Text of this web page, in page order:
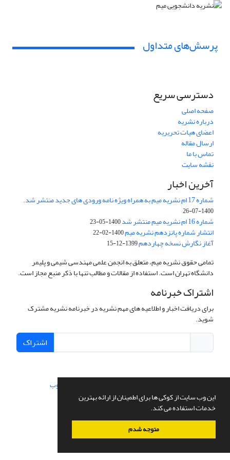
این وب سایت از کوکی ها برای اطمینان از ارائه بهترین
خدمات استفاده می کند.
متوجه شدم
پرسش‌های متداول
دسترسی سریع
صفحه اصلی
درباره نشریه
اعضای هیات تحریریه
ارسال مقاله
تماس با ما
نقشه سایت
آخرین اخبار
شماره 17 ام نشریه میم به همراه ویژه نامه ورودی های جدید منتشر شد.
1400-07-26
شماره 16 ام نشریه میم منتشر شد 1400-05-23
انتشار شماره پانزدهم نشریه میم1400-02-22
آغاز نگارش نسخه چهاردهم1399-12-15
تمامی حقوق نشریه میم، متعلق به انجمن علمی مهندسی شیمی و پلیمر
دانشگاه تهران است. استفاده از مقالات و مطالب تنها با ذکر منبع مجاز است.
اشتراک خبرنامه
برای دریافت اخبار و اطلاعیه های مهم نشریه در خبرنامه نشریه مشترک
شوید.
اشتراک
سیناوب